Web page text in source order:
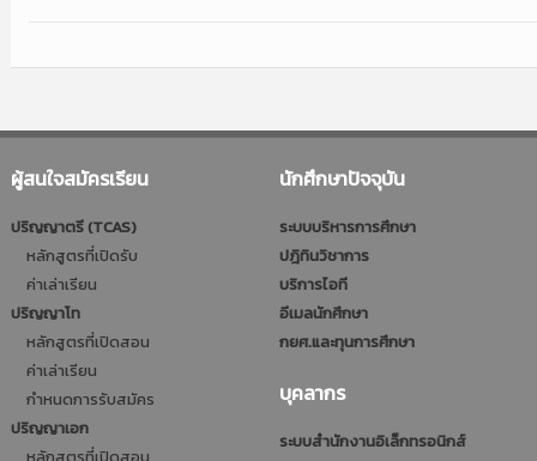
ผู้สนใจสมัครเรียน
ปริญญาตรี (TCAS)
หลักสูตรที่เปิดรับ
ค่าเล่าเรียน
ปริญญาโท
หลักสูตรที่เปิดสอน
ค่าเล่าเรียน
กำหนดการรับสมัคร
ปริญญาเอก
นักศึกษาปัจจุบัน
ระบบบริหารการศึกษา
ปฎิทินวิชาการ
บริการไอที
อีเมลนักศึกษา
กยศ.และทุนการศึกษา
บุคลากร
ระบบสำนักงานอิเล็กทรอนิกส์